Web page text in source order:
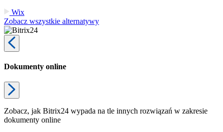
Wix
Zobacz wszystkie alternatywy
Dokumenty online
Zobacz, jak Bitrix24 wypada na tle innych rozwiązań w zakresie
dokumenty online